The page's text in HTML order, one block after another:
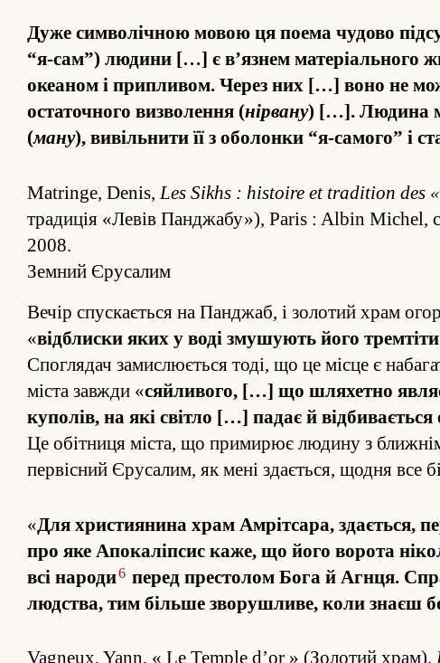
Дуже символічною мовою ця поема чудово
“я-сам”) людини […] є в’язнем матеріального
океаном і припливом. Через них […] воно не
остаточного визволе­ння (нірвану) […]. Людина
(ману), вивільнити її з оболонки “я-самого” і
Matringe, Denis, Les Sikhs : histoire et tradition des
традиція «Левів Панджабу»), Paris : Albin Michel,
2008.
Земний Єрусалим
Вечір спускається на Панджаб, і золотий храм
«від­блиски яких у воді змушують його
Спо­глядач замислюється тоді, що це місце є
міста завжди «сяйливого, […] що шляхетно
куполів, на які світло […] падає й
Це обітниця міста, що примирює людину з
первісний Єрусалим, як мені здається, щодня все
«Для християнина храм Амрітсара, здається,
про яке Апокаліпсис каже, що його ворота
всі народи6 перед престолом Бога й Агнця.
людства, тим більше зворушливе, коли знаєш
Vagneux, Yann, « Le Temple d’or » (Золотий храм),